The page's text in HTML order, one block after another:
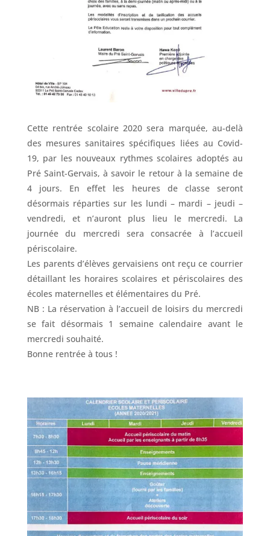
Cette rentrée scolaire 2020 sera marquée, au-delà
des mesures sanitaires spécifiques liées au Covid-
19, par les nouveaux rythmes scolaires adoptés au
Pré Saint-Gervais, à savoir le retour à la semaine de
4 jours. En effet les heures de classe seront
désormais réparties sur les lundi – mardi – jeudi –
vendredi, et n’auront plus lieu le mercredi. La
journée du mercredi sera consacrée à l’accueil
périscolaire.
Les parents d’élèves gervaisiens ont reçu ce courrier
détaillant les horaires scolaires et périscolaires des
écoles maternelles et élémentaires du Pré.
NB : La réservation à l’accueil de loisirs du mercredi
se fait désormais 1 semaine calendaire avant le
mercredi souhaité.
Bonne rentrée à tous !